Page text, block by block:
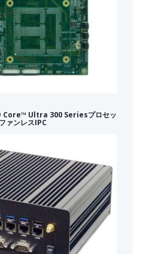
Ultra 300 Seriesプロセッ
ァンレスIPC